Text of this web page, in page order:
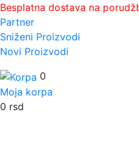
Besplatna dostava na
Partner
Sniženi Proizvodi
Novi Proizvodi
0
Moja korpa
0 rsd